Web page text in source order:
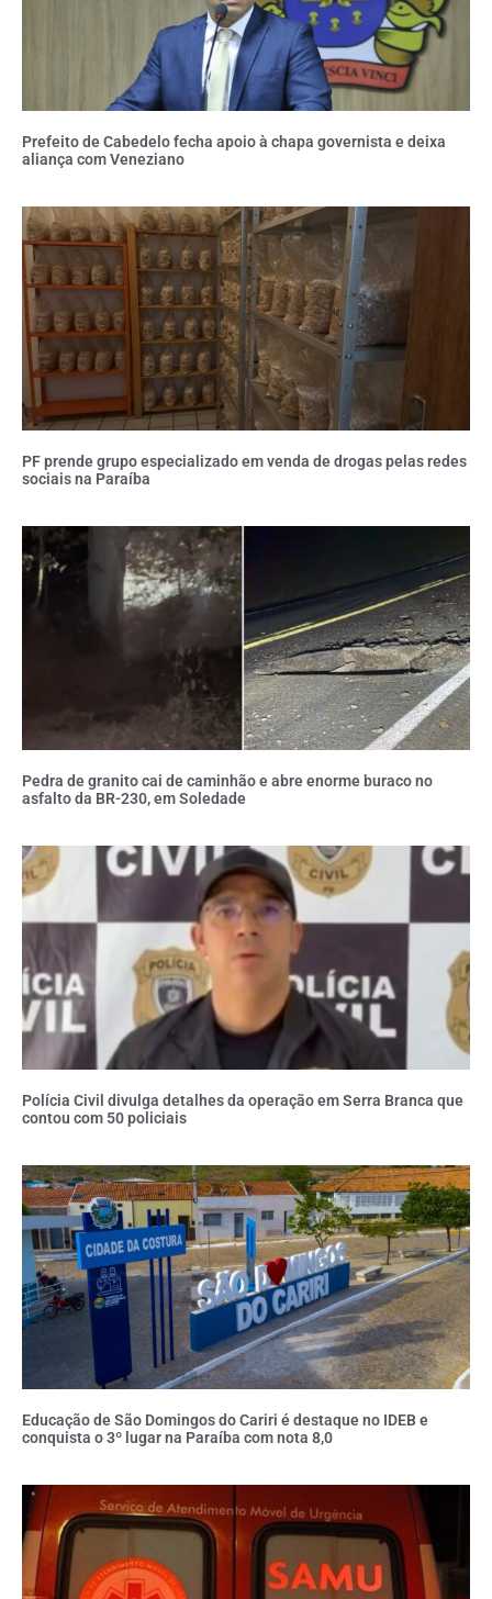
Prefeito de Cabedelo fecha apoio à chapa governista e deixa
aliança com Veneziano
PF prende grupo especializado em venda de drogas pelas redes
sociais na Paraíba
Pedra de granito cai de caminhão e abre enorme buraco no
asfalto da BR-230, em Soledade
Polícia Civil divulga detalhes da operação em Serra Branca que
contou com 50 policiais
Educação de São Domingos do Cariri é destaque no IDEB e
conquista o 3º lugar na Paraíba com nota 8,0